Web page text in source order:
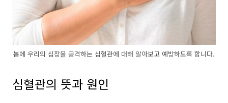
봄에 우리의 심장을 공격하는 심혈관에 대해 알아보고 예방하도록 합니다.
심혈관의 뜻과 원인